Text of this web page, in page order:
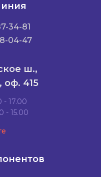
34-81
04-47
ш.,
оф. 415
- 17.00
- 15.00